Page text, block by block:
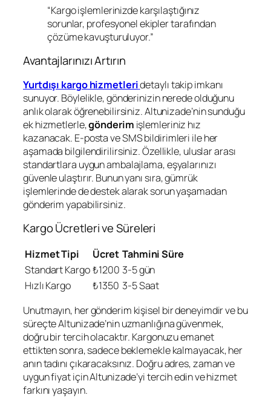
“Kargo işlemlerinizde karşılaştığınız
sorunlar, profesyonel ekipler tarafından
çözüme kavuşturuluyor.”
Avantajlarınızı Artırın
Yurtdışı kargo hizmetleridetaylı takip imkanı
sunuyor. Böylelikle, gönderinizin nerede olduğunu
anlık olarak öğrenebilirsiniz. Altunizade’nin sunduğu
ek hizmetlerle,gönderim işlemleriniz hız
kazanacak. E-posta ve SMS bildirimleri ile her
aşamada bilgilendirilirsiniz. Özellikle, uluslar arası
standartlara uygun ambalajlama, eşyalarınızı
güvenle ulaştırır. Bunun yanı sıra, gümrük
işlemlerinde de destek alarak sorun yaşamadan
gönderim yapabilirsiniz.
Kargo Ücretleri ve Süreleri
Hizmet Tipi Ücret Tahmini Süre
Standart Kargo₺1200 3-5 gün
Hızlı Kargo
₺1350 3-5 Saat
Unutmayın, her gönderim kişisel bir deneyimdir ve bu
süreçte Altunizade’nin uzmanlığına güvenmek,
doğru bir tercih olacaktır. Kargonuzu emanet
ettikten sonra, sadece beklemekle kalmayacak, her
anın tadını çıkaracaksınız. Doğru adres, zaman ve
uygun fiyat için Altunizade’yi tercih edin ve hizmet
farkını yaşayın.